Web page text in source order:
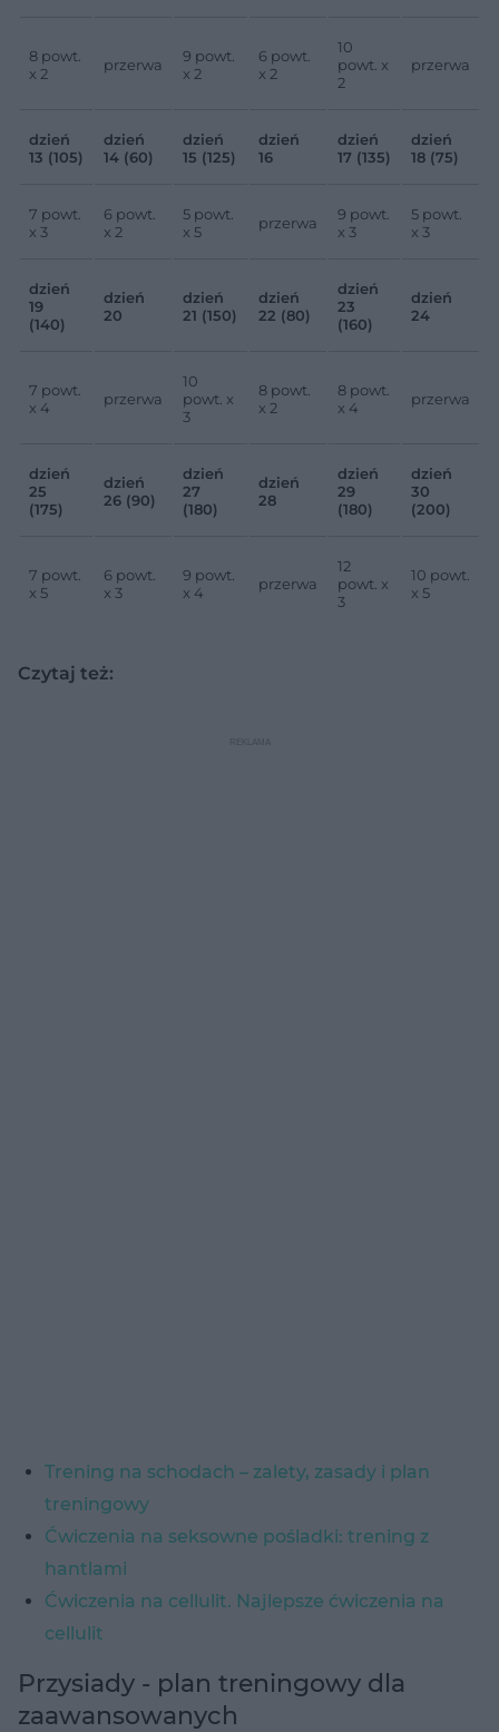
8 powt.
x 2
przerwa
9 powt.
x 2
6 powt.
x 2
10
powt. x
2
przerwa
dzień
13 (105)
dzień
14 (60)
dzień
15 (125)
dzień
16
dzień
17 (135)
dzień
18 (75)
7 powt.
x 3
6 powt.
x 2
5 powt.
x 5
przerwa
9 powt.
x 3
5 powt.
x 3
dzień
19
(140)
dzień
20
dzień
21 (150)
dzień
22 (80)
dzień
23
(160)
dzień
24
7 powt.
x 4
przerwa
10
powt. x
3
8 powt.
x 2
8 powt.
x 4
przerwa
dzień
25
(175)
dzień
26 (90)
dzień
27
(180)
dzień
28
dzień
29
(180)
dzień
30
(200)
7 powt.
x 5
6 powt.
x 3
9 powt.
x 4
przerwa
12
powt. x
3
10 powt.
x 5
Czytaj też:
Trening na schodach – zalety, zasady i plan
treningowy
Ćwiczenia na seksowne pośladki: trening z
hantlami
Ćwiczenia na cellulit. Najlepsze ćwiczenia na
cellulit
Przysiady - plan treningowy dla
zaawansowanych